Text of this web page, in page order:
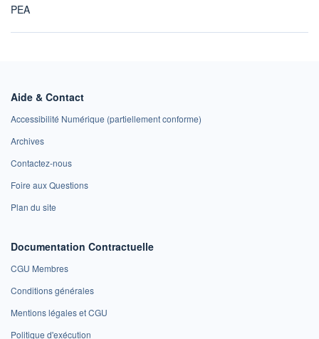
PEA
Aide & Contact
Accessibilité Numérique (partiellement conforme)
Archives
Contactez-nous
Foire aux Questions
Plan du site
Documentation Contractuelle
CGU Membres
Conditions générales
Mentions légales et CGU
Politique d'exécution